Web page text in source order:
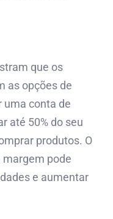
que os
as opções de
uma conta de
até 50% do seu
produtos. O
margem pode
e aumentar